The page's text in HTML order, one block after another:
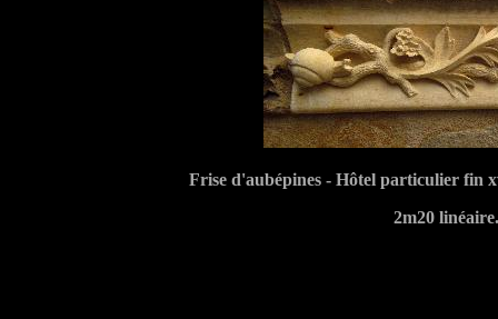
Frise d'aubépines - Hôtel particulier fin
2m20 linéaire.